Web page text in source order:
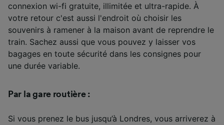
connexion wi-fi gratuite, illimitée et ultra-rapide. À
votre retour c'est aussi l'endroit où choisir les
souvenirs à ramener à la maison avant de reprendre le
train. Sachez aussi que vous pouvez y laisser vos
bagages en toute sécurité dans les consignes pour
une durée variable.
Par la gare routière :
Si vous prenez le bus jusqu’à Londres, vous arriverez à